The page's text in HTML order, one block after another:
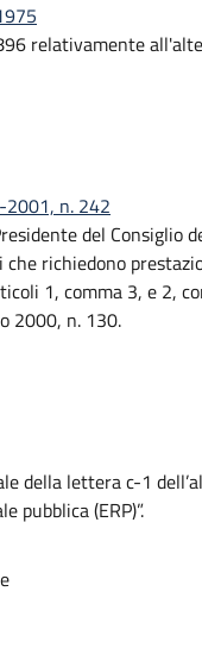
relativamente
2001, n. 242
del
richiedono
1, comma 3, e 2,
2000, n. 130.
della lettera c-1
pubblica (ERP)”.